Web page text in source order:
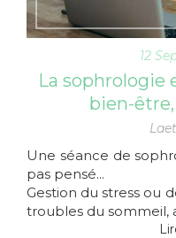
12
La sophrologie
bien-
Une séance de
pas pensé...
Gestion du stress ou
troubles du sommeil,